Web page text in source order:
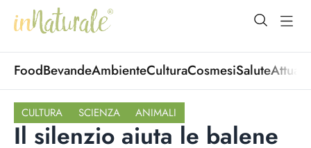
open
FoodBevandeAmbienteCulturaCosmesiSalute
CULTURA SCIENZA ANIMALI
Il silenzio aiuta le balene